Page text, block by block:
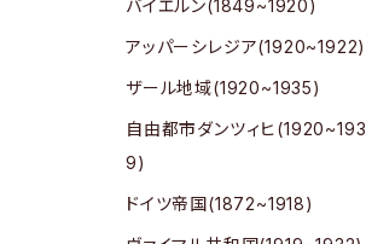
バイエルン(1849~1920)
アッパーシレジア(1920~1922)
ザール地域(1920~1935)
自由都市ダンツィヒ(1920~193
9)
ドイツ帝国(1872~1918)